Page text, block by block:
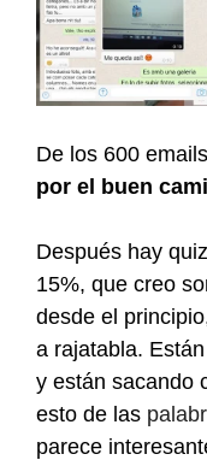
De los 600
por el buen
Después hay
15%, que creo
desde el
a rajatabla.
y están sacando
esto de las
parece